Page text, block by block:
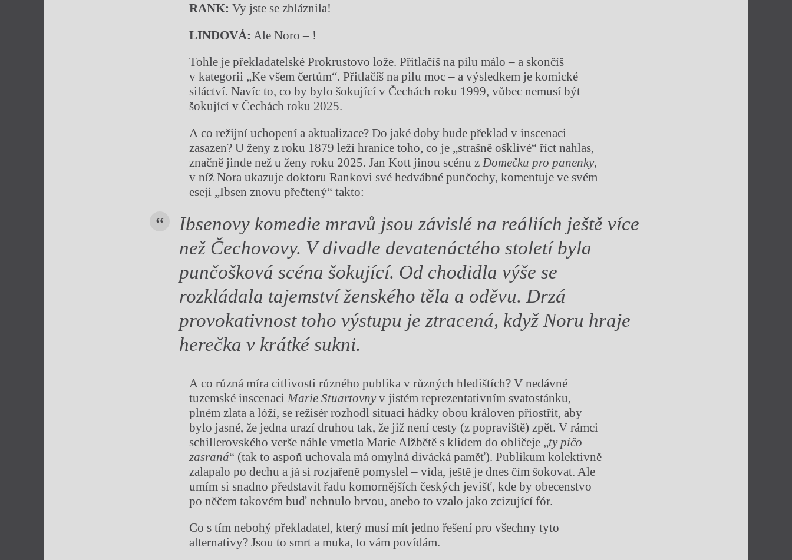
RANK:Vy jste se zbláznila!
LINDOVÁ: Ale Noro – !
Tohle je překladatelské Prokrustovo lože. Přitlačíš na pilu málo – a skončíš
v kategorii „Ke všem čertům“. Přitlačíš na pilu moc – a výsledkem je komické
siláctví. Navíc to, co by bylo šokující v Čechách roku 1999, vůbec nemusí být
šokující v Čechách roku 2025.
A co režijní uchopení a aktualizace? Do jaké doby bude překlad v inscenaci
zasazen? U ženy z roku 1879 leží hranice toho, co je „strašně ošklivé“ říct nahlas,
značně jinde než u ženy roku 2025. Jan Kott jinou scénu z Domečku pro panenky,
v níž Nora ukazuje doktoru Rankovi své hedvábné punčochy, komentuje ve svém
eseji „Ibsen znovu přečtený“ takto:
Ibsenovy komedie mravů jsou závislé na reáliích ještě více
než Čechovovy. V divadle devatenáctého století byla
punčošková scéna šokující. Od chodidla výše se
rozkládala tajemství ženského těla a oděvu. Drzá
provokativnost toho výstupu je ztracená, když Noru hraje
herečka v krátké sukni.
A co různá míra citlivosti různého publika v různých hledištích? V nedávné
tuzemské inscenaci Marie Stuartovnyv jistém reprezentativním svatostánku,
plném zlata a lóží, se režisér rozhodl situaci hádky obou královen přiostřit, aby
bylo jasné, že jedna urazí druhou tak, že již není cesty (z popraviště) zpět. V rámci
schillerovského verše náhle vmetla Marie Alžbětě s klidem do obličeje „ty píčo
zasraná“ (tak to aspoň uchovala má omylná divácká paměť). Publikum kolektivně
zalapalo po dechu a já si rozjařeně pomyslel – vida, ještě je dnes čím šokovat. Ale
umím si snadno představit řadu komornějších českých jevišť, kde by obecenstvo
po něčem takovém buď nehnulo brvou, anebo to vzalo jako zcizující fór.
Co s tím nebohý překladatel, který musí mít jedno řešení pro všechny tyto
alternativy? Jsou to smrt a muka, to vám povídám.